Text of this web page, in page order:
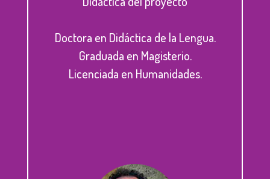
Doctora en Didáctica de la Lengua.
Graduada en Magisterio.
Licenciada en Humanidades.